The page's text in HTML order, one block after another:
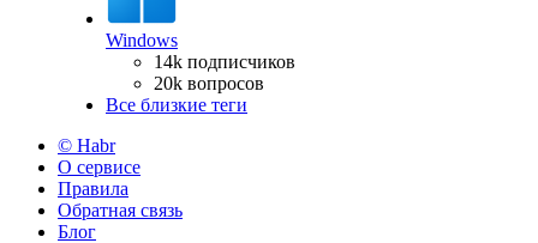
Windows
14k подписчиков
20k вопросов
Все близкие теги
© Habr
О сервисе
Правила
Обратная связь
Блог